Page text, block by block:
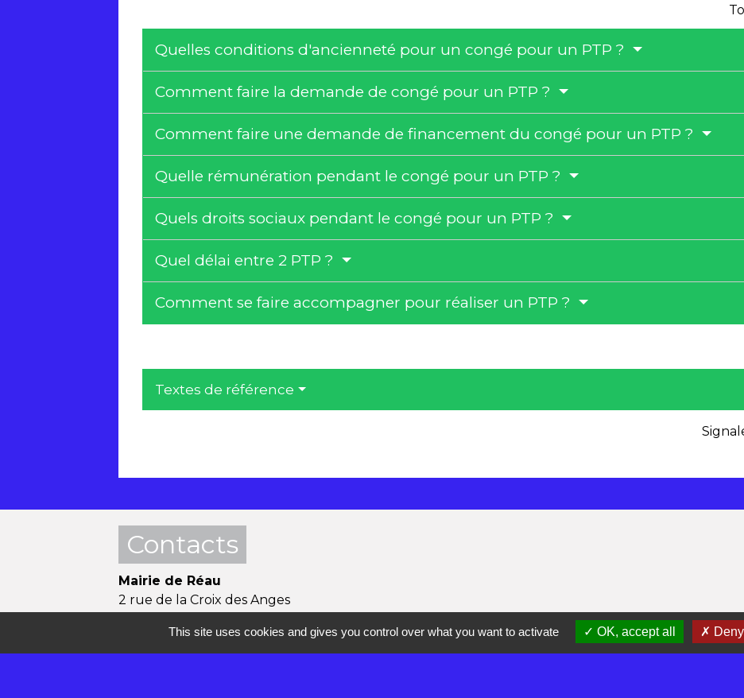
Quelles conditions d'ancienneté pour un congé pour un PTP ?
Comment faire la demande de congé pour un PTP ?
Comment faire une demande de financement du congé pour un PTP ?
Quelle rémunération pendant le congé pour un PTP ?
Quels droits sociaux pendant le congé pour un PTP ?
Quel délai entre 2 PTP ?
Comment se faire accompagner pour réaliser un PTP ?
Textes de référence
Contacts
Mairie de Réau
2 rue de la Croix des Anges
+33 1 60 60 85 55
This site uses cookies and gives you control over what you want to activate OK, accept all